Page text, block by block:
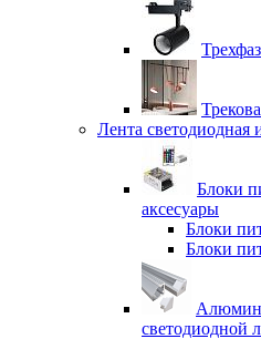
Лента светодиодная
Блоки
аксесуары
Блоки
Блоки
светодиодной